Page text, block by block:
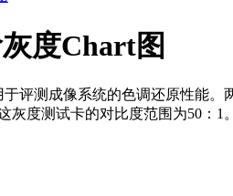
度Chart图
于评测成像系统的色调还原性能
灰度测试卡的对比度范围为50：